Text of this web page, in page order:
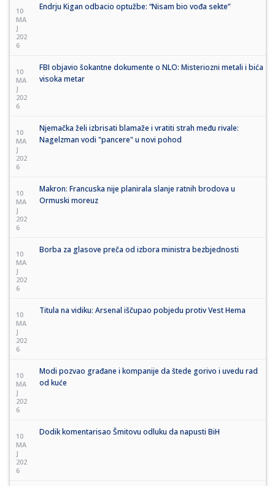
10
MA
J
202
6
Endrju Kigan odbacio optužbe: “Nisam bio vođa sekte”
10
MA
J
202
6
FBI objavio šokantne dokumente o NLO: Misteriozni metali i bića
visoka metar
10
MA
J
202
6
Njemačka želi izbrisati blamaže i vratiti strah među rivale:
Nagelzman vodi "pancere" u novi pohod
10
MA
J
202
6
Makron: Francuska nije planirala slanje ratnih brodova u
Ormuski moreuz
10
MA
J
202
6
Borba za glasove preča od izbora ministra bezbjednosti
10
MA
J
202
6
Titula na vidiku: Arsenal iščupao pobjedu protiv Vest Hema
10
MA
J
202
6
Modi pozvao građane i kompanije da štede gorivo i uvedu rad
od kuće
10
MA
J
202
6
Dodik komentarisao Šmitovu odluku da napusti BiH